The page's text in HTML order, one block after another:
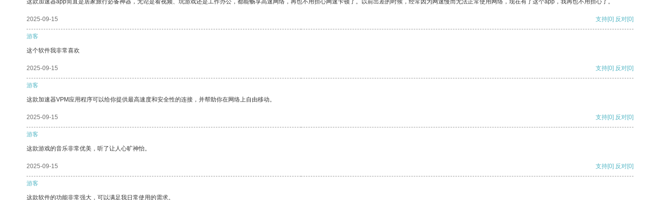
这款加速器app简直是居家旅行必备神器，无论是看视频、玩游戏还是工作办公，都能畅享高速网络，再也不用担心网速卡顿了。以前出差的时候，经常因为网速慢而无法正常使用网络，现在有了这个app，我再也不用担心了。
2025-09-15 支持[0] 反对[0]
游客
这个软件我非常喜欢
2025-09-15 支持[0] 反对[0]
游客
这款加速器VPM应用程序可以给你提供最高速度和安全性的连接，并帮助你在网络上自由移动。
2025-09-15 支持[0] 反对[0]
游客
这款游戏的音乐非常优美，听了让人心旷神怡。
2025-09-15 支持[0] 反对[0]
游客
这款软件的功能非常强大，可以满足我日常使用的需求。